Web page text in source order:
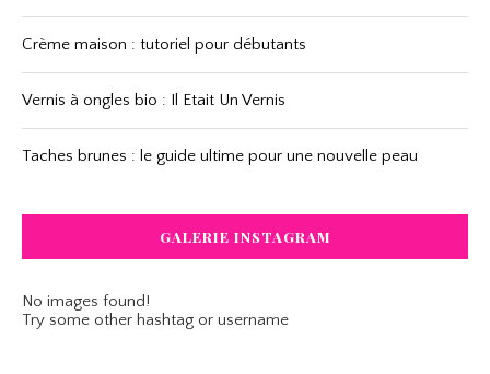
Crème maison : tutoriel pour débutants
Vernis à ongles bio : Il Etait Un Vernis
Taches brunes : le guide ultime pour une nouvelle peau
GALERIE INSTAGRAM
No images found!
Try some other hashtag or username